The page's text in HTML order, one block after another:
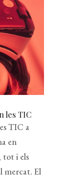
les TIC
TIC a
en
tot i els
mercat. El